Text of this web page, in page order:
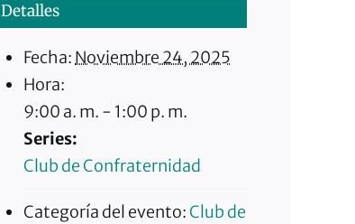
Detalles
Fecha: Noviembre 24, 2025
Hora:
9:00 a. m. - 1:00 p. m.
Series:
Club de Confraternidad
Categoría del evento: Club de